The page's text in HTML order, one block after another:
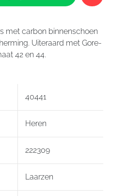
met carbon binnenschoen
Uiteraard met Gore-
42 en 44.
40441
Heren
222309
Laarzen